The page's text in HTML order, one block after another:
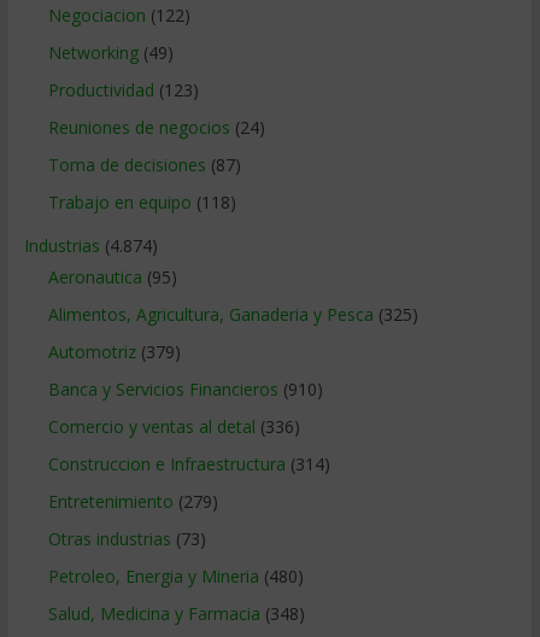
Negociacion (122)
Networking(49)
Productividad (123)
Reuniones de negocios (24)
Toma de decisiones (87)
Trabajo en equipo (118)
Industrias (4.874)
Aeronautica (95)
Alimentos, Agricultura, Ganaderia y Pesca (325)
Automotriz(379)
Banca y Servicios Financieros (910)
Comercio y ventas al detal (336)
Construccion e Infraestructura (314)
Entretenimiento (279)
Otras industrias (73)
Petroleo, Energia y Mineria (480)
Salud, Medicina y Farmacia (348)